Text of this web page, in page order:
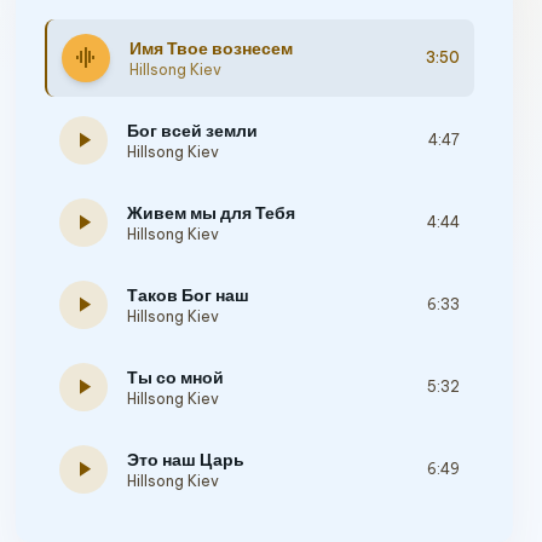
graphic_eq Имя Твое вознесем
Hillsong Kiev
3:50
play_arrow Бог всей земли
Hillsong Kiev
4:47
play_arrow Живем мы для Тебя
Hillsong Kiev
4:44
play_arrow Таков Бог наш
Hillsong Kiev
6:33
play_arrow Ты со мной
Hillsong Kiev
5:32
play_arrow Это наш Царь
Hillsong Kiev
6:49